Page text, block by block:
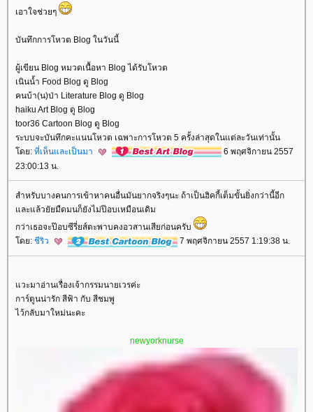
เอาใจช่วยๆ
บันทึกการโหวต Blog ในวันนี้
ผู้เขียน Blog หมวดเนื้อหา Blog ได้รับโหวต
เนินน้ำ Food Blog ดู Blog
คนบ้า(น)ป่า Literature Blog ดู Blog
haiku Art Blog ดู Blog
toor36 Cartoon Blog ดู Blog
ระบบจะบันทึกคะแนนโหวต เฉพาะการโหวต 5 ครั้งล่าสุดในแต่ละวันเท่านั้น
ดย: ที่เห็นและเป็นมา
6 พฤศจิกายน 2557
23:00:13 น.
สำหรับบางคนการเข้าหาคนอื่นมันยากจริงๆนะ ถ้าเป็นฮิคกี้เต็มขั้นยิ่งกว่านี้อีก
ละแล้วยัยมืดมนก็ยังไม่ป๊อบเหมือนเดิม
กว่าเธอจะป๊อบซีรี่ยส์ตะพาบคงอวสานเสียก่อนครับ
ดย: ชีริว 7 พฤศจิกายน 2557 1:19:38 น.
วะมาอ่านเรื่องเจ้ากรรมนายเวรค่ะ
การ์ตูนน่ารัก สีฟ้า กับ สีชมพู
ไว้กลับมาใหม่นะคะ
newyorknurse